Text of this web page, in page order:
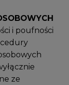
i poufności
ze